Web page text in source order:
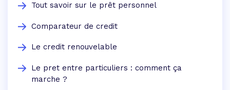
Tout savoir sur le prêt personnel
Comparateur de credit
Le credit renouvelable
Le pret entre particuliers : comment ça
marche ?